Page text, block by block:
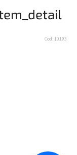
Cod: 10193